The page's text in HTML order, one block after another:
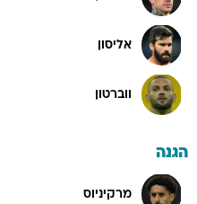
אליסון
ווברטון
הגנה
מרקיניוס